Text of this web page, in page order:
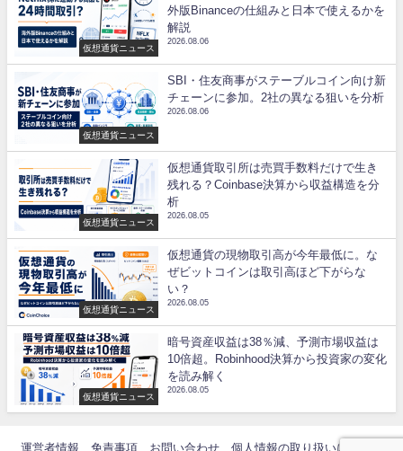
仮想通貨ニュース
外版Binanceの仕組みと日本で使えるかを
解説
2026.08.06
仮想通貨ニュース
SBI・住友商事がステーブルコイン向け新
チェーンに参加。2社の異なる狙いを分析
2026.08.06
仮想通貨ニュース
仮想通貨取引所は売買手数料だけで生き
残れる？Coinbase決算から収益構造を分
析
2026.08.05
仮想通貨ニュース
仮想通貨の現物取引高が今年最低に。な
ぜビットコインは取引高ほど下がらな
い？
2026.08.05
仮想通貨ニュース
暗号資産収益は38％減、予測市場収益は
10倍超。Robinhood決算から投資家の変化
を読み解く
2026.08.05
運営者情報 免責事項 お問い合わせ 個人情報の取り扱いについて